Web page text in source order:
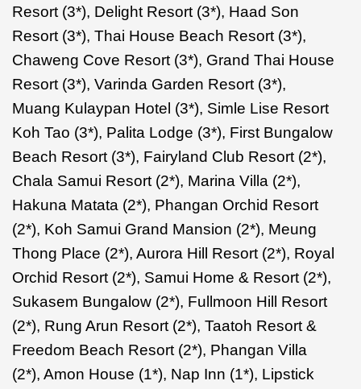
Resort (3*), Delight Resort (3*), Haad Son
Resort (3*), Thai House Beach Resort (3*),
Chaweng Cove Resort (3*), Grand Thai House
Resort (3*), Varinda Garden Resort (3*),
Muang Kulaypan Hotel (3*), Simle Lise Resort
Koh Tao (3*), Palita Lodge (3*), First Bungalow
Beach Resort (3*), Fairyland Club Resort (2*),
Chala Samui Resort (2*), Marina Villa (2*),
Hakuna Matata (2*), Phangan Orchid Resort
(2*), Koh Samui Grand Mansion (2*), Meung
Thong Place (2*), Aurora Hill Resort (2*), Royal
Orchid Resort (2*), Samui Home & Resort (2*),
Sukasem Bungalow (2*), Fullmoon Hill Resort
(2*), Rung Arun Resort (2*), Taatoh Resort &
Freedom Beach Resort (2*), Phangan Villa
(2*), Amon House (1*), Nap Inn (1*), Lipstick